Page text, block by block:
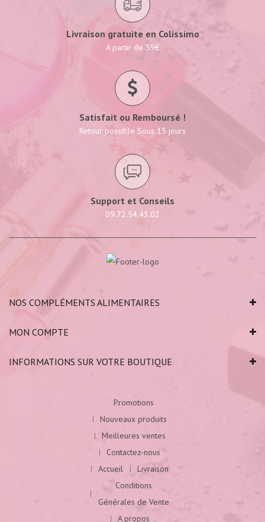
Livraison gratuite en Colissimo
A partir de 59€
Satisfait ou Remboursé !
Retour possible Sous 15 jours
Support et Conseils
09.72.54.43.02
NOS COMPLÉMENTS ALIMENTAIRES
MON COMPTE
INFORMATIONS SUR VOTRE BOUTIQUE
Promotions
Nouveaux produits
Meilleures ventes
Contactez-nous
Accueil
Livraison
Conditions
Générales de Vente
A propos